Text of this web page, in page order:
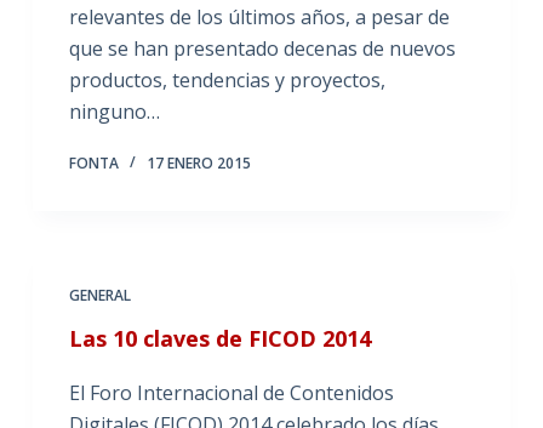
relevantes de los últimos años, a pesar de
que se han presentado decenas de nuevos
productos, tendencias y proyectos,
ninguno…
FONTA 17 ENERO 2015
GENERAL
Las 10 claves de FICOD 2014
El Foro Internacional de Contenidos